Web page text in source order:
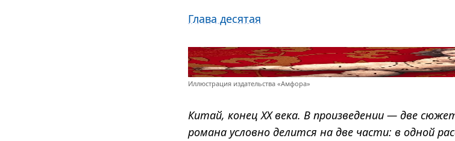
Глава десятая
Иллюстрация издательства «Амфора»
Китай, конец XX века. В произведении — две
романа условно делится на две части: в одной